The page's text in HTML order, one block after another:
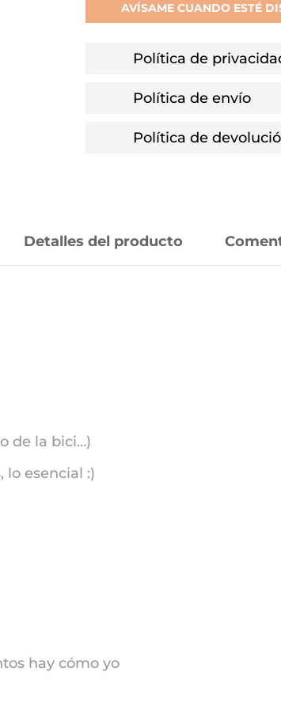
AVÍSAME CUANDO ESTÉ
Política de
Política de envío
Política de
Detalles del producto
de la bici…)
lo esencial :)
hay cómo yo